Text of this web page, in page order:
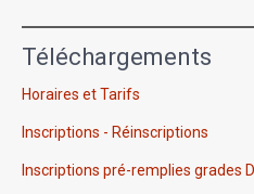
Téléchargements
Horaires et Tarifs
Inscriptions - Réinscriptions
Inscriptions pré-remplies grades